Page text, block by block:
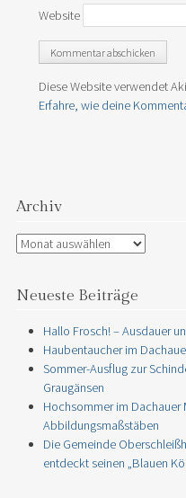
Website
Diese Website verwendet
Erfahre, wie deine
Archiv
Archiv
Neueste Beiträge
Hallo Frosch! – Ausdauer
Haubentaucher im
Sommer-Ausflug zur
Graugänsen
Hochsommer im Dachauer
Abbildungsmaßstäben
Die Gemeinde
entdeckt seinen „Blauen